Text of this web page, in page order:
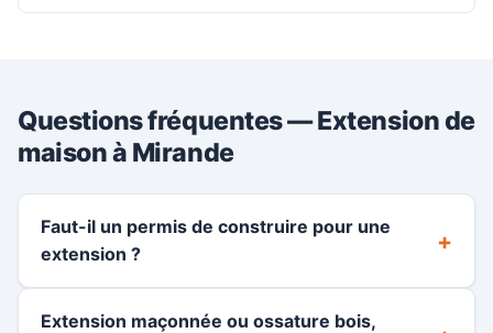
Questions fréquentes — Extension de
maison à Mirande
Faut-il un permis de construire pour une
extension ?
Extension maçonnée ou ossature bois,